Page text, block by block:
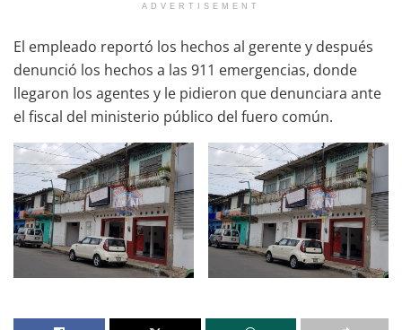
ADVERTISEMENT
El empleado reportó los hechos al gerente y después
denunció los hechos a las 911 emergencias, donde
llegaron los agentes y le pidieron que denunciara ante
el fiscal del ministerio público del fuero común.